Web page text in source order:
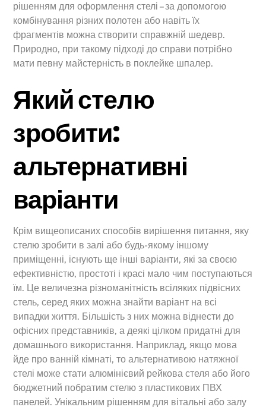
рішенням для оформлення стелі – за допомогою
комбінування різних полотен або навіть їх
фрагментів можна створити справжній шедевр.
Природно, при такому підході до справи потрібно
мати певну майстерність в поклейке шпалер.
Який стелю
зробити:
альтернативні
варіанти
Крім вищеописаних способів вирішення питання, яку
стелю зробити в залі або будь-якому іншому
приміщенні, існують ще інші варіанти, які за своєю
ефективністю, простоті і красі мало чим поступаються
їм. Це величезна різноманітність всіляких підвісних
стель, серед яких можна знайти варіант на всі
випадки життя. Більшість з них можна віднести до
офісних представників, а деякі цілком придатні для
домашнього використання. Наприклад, якщо мова
йде про ванній кімнаті, то альтернативою натяжної
стелі може стати алюмінієвий рейкова стеля або його
бюджетний побратим стелю з пластикових ПВХ
панелей. Унікальним рішенням для вітальні або залу